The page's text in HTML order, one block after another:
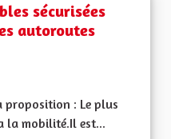
sécurisées
autoroutes
proposition : Le plus
la mobilité.Il est...